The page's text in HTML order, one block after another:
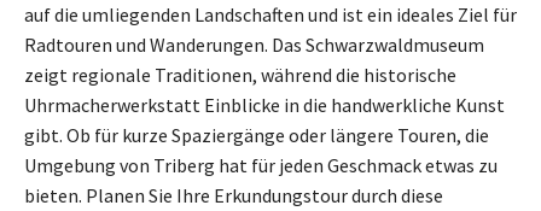
auf die umliegenden Landschaften und ist ein ideales Ziel für
Radtouren und Wanderungen. Das Schwarzwaldmuseum
zeigt regionale Traditionen, während die historische
Uhrmacherwerkstatt Einblicke in die handwerkliche Kunst
gibt. Ob für kurze Spaziergänge oder längere Touren, die
Umgebung von Triberg hat für jeden Geschmack etwas zu
bieten. Planen Sie Ihre Erkundungstour durch diese